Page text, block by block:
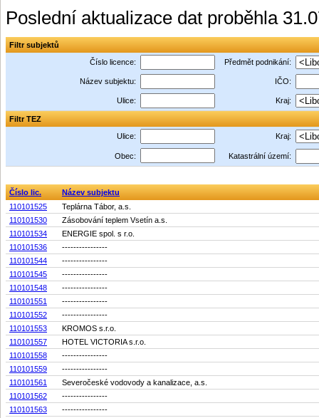
Poslední aktualizace dat proběhla
Filtr subjektů
Číslo licence:
Předmět podnikání:
Název subjektu: IČO:
Ulice: Kraj:
Filtr TEZ
Ulice:
Kraj:
Obec: Katastrální území:
Číslo lic.
Název subjektu
110101525
Teplárna Tábor, a.s.
110101530
Zásobování teplem Vsetín a.s.
110101534
ENERGIE spol. s r.o.
110101536
----------------
110101544
----------------
110101545
----------------
110101548
----------------
110101551
----------------
110101552
----------------
110101553
KROMOS s.r.o.
110101557
HOTEL VICTORIA s.r.o.
110101558
----------------
110101559
----------------
110101561
Severočeské vodovody a kanalizace, a.s.
110101562
----------------
110101563
----------------